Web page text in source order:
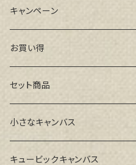
キャンペーン
お買い得
セット商品
小さなキャンバス
キュービックキャンバス